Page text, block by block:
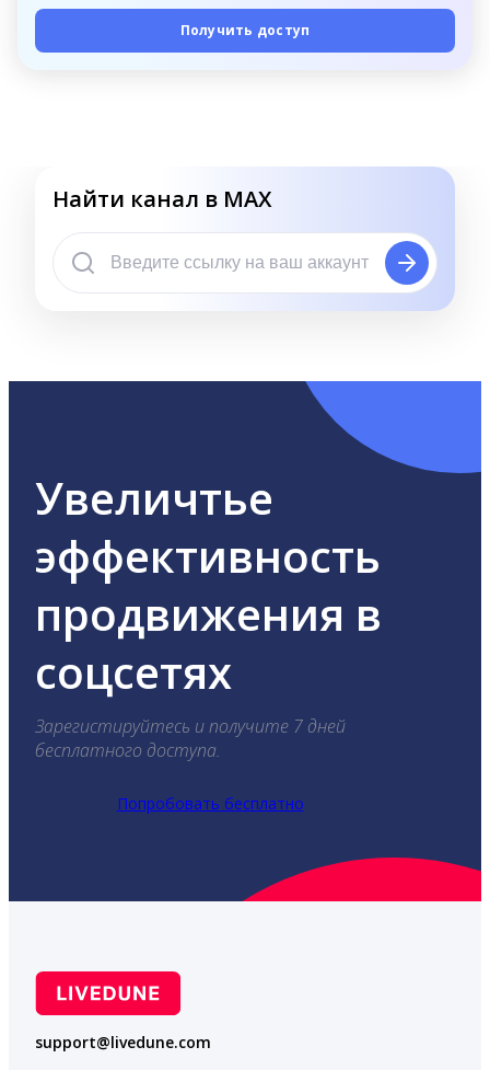
Получить доступ
Найти канал в MAX
Увеличтье
эффективность
продвижения в
соцсетях
Зарегистируйтесь и получите 7 дней
бесплатного доступа.
Попробовать бесплатно
support@livedune.com